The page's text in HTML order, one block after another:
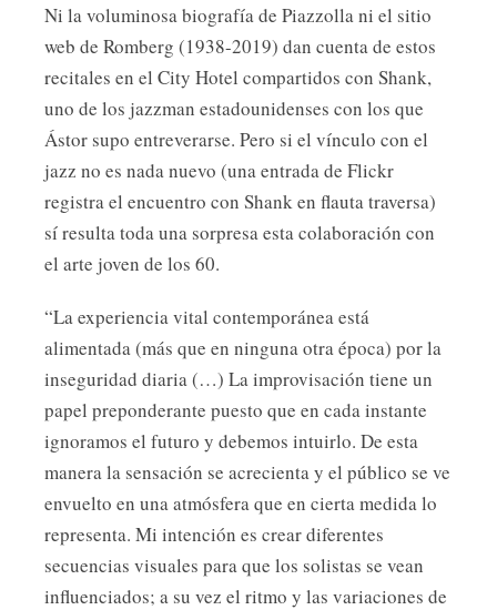
Ni la voluminosa biografía de Piazzolla ni el sitio
web de Romberg (1938-2019) dan cuenta de estos
recitales en el City Hotel compartidos con Shank,
uno de los jazzman estadounidenses con los que
Ástor supo entreverarse. Pero si el vínculo con el
jazz no es nada nuevo (una entrada de Flickr
registra el encuentro con Shank en flauta traversa)
sí resulta toda una sorpresa esta colaboración con
el arte joven de los 60.
“La experiencia vital contemporánea está
alimentada (más que en ninguna otra época) por la
inseguridad diaria (…) La improvisación tiene un
papel preponderante puesto que en cada instante
ignoramos el futuro y debemos intuirlo. De esta
manera la sensación se acrecienta y el público se ve
envuelto en una atmósfera que en cierta medida lo
representa. Mi intención es crear diferentes
secuencias visuales para que los solistas se vean
influenciados; a su vez el ritmo y las variaciones de